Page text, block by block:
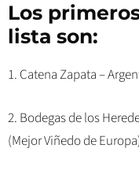
Los
lista son:
1. Catena Zapata –
2. Bodegas de los
(Mejor Viñedo de